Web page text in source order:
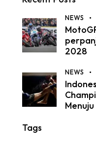
NEWS
2028
NEWS
Tags